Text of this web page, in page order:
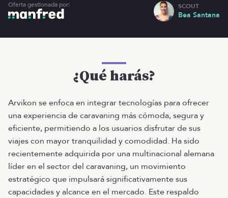
Oferta gestionada por: SCOUT
Bea Santana
¿Qué harás?
Arvikon se enfoca en integrar tecnologías para ofrecer
una experiencia de caravaning más cómoda, segura y
eficiente, permitiendo a los usuarios disfrutar de sus
viajes con mayor tranquilidad y comodidad. Ha sido
recientemente adquirida por una multinacional alemana
líder en el sector del caravaning, un movimiento
estratégico que impulsará significativamente sus
capacidades y alcance en el mercado. Este respaldo